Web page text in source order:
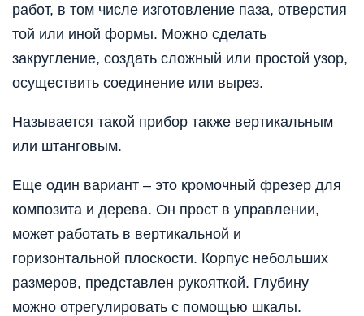
работ, в том числе изготовление паза, отверстия
той или иной формы. Можно сделать
закругление, создать сложный или простой узор,
осуществить соединение или вырез.
Называется такой прибор также вертикальным
или штанговым.
Еще один вариант – это кромочный фрезер для
композита и дерева. Он прост в управлении,
может работать в вертикальной и
горизонтальной плоскости. Корпус небольших
размеров, представлен рукояткой. Глубину
можно отрегулировать с помощью шкалы.